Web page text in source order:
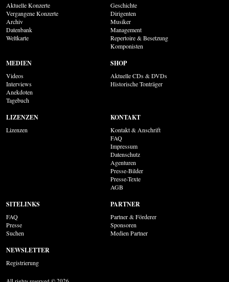
Aktuelle Konzerte
Vergangene Konzerte
Archiv
Datenbank
Weltkarte
Geschichte
Dirigenten
Musiker
Management
Repertoire & Besetzung
Komponisten
MEDIEN
Videos
Interviews
Anekdoten
Tagebuch
SHOP
Aktuelle CDs & DVDs
Historische Tonträger
LIZENZEN
Lizenzen
KONTAKT
Kontakt & Anschrift
FAQ
Impressum
Datenschutz
Agenturen
Presse-Bilder
Presse-Texte
AGB
SITELINKS
FAQ
Presse
Suchen
PARTNER
Partner & Förderer
Sponsoren
Medien Partner
NEWSLETTER
Registrierung